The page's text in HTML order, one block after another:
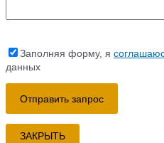
Заполняя форму, я
данных
ЗАКРЫТЬ